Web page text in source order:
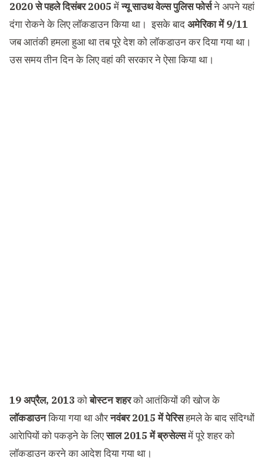
2020 से पहले दिसंबर 2005मेंन्यू साउथ वेल्स पुलिस फोर्सने अपने यहां
दंगा रोकने के लिए लॉकडाउन किया था। इसके बादअमेरिका में 9/11
जब आतंकी हमला हुआ था तब पूरे देश को लॉकडाउन कर दिया गया था।
उस समय तीन दिन के लिए वहां की सरकार ने ऐसा किया था।
19 अप्रैल, 2013कोबोस्टन शहरको आतंकियों की खोज के
लॉकडाउनकिया गया था औरनवंबर 2015 में पेरिसहमले के बाद संदिग्धों
आरेापियों को पकड़ने के लिएसाल 2015 में ब्रुसेल्समें पूरे शहर को
लॉकडाउन करने का आदेश दिया गया था।